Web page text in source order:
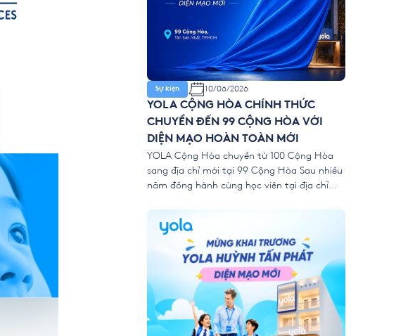
Sự kiện 10/06/2026
YOLA CỘNG HÒA CHÍNH THỨC
CHUYỂN ĐẾN 99 CỘNG HÒA VỚI
DIỆN MẠO HOÀN TOÀN MỚI
YOLA Cộng Hòa chuyển từ 100 Cộng Hòa
sang địa chỉ mới tại 99 Cộng Hòa Sau nhiều
năm đồng hành cùng học viên tại địa chỉ
TP.HCM, YOLA Cộng Hòa chính thức chuyển
sang “ngôi nhà mới” tại: 📍 99 Cộng Hòa,
phường Tân Sơn Nhất, TP.HCM […]